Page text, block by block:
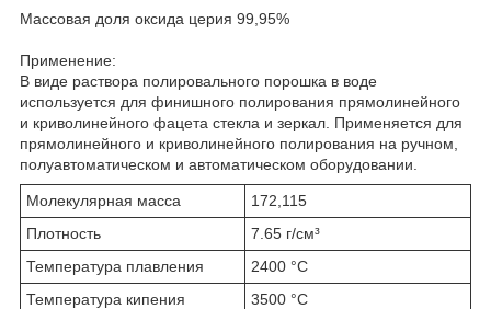
Массовая доля оксида церия 99,95%
Применение:
В виде раствора полировального порошка в воде
используется для финишного полирования прямолинейного
и криволинейного фацета стекла и зеркал. Применяется для
прямолинейного и криволинейного полирования на ручном,
полуавтоматическом и автоматическом оборудовании.
Молекулярная масса
172,115
Плотность
7.65 г/см³
Температура плавления
2400 °C
Температура кипения
3500 °C